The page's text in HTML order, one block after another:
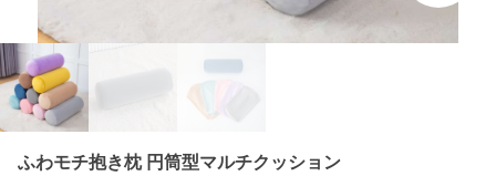
ふわモチ抱き枕 円筒型マルチクッション